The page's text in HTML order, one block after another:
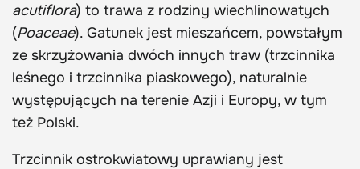
acutiflora) to trawa z rodziny wiechlinowatych
(Poaceae). Gatunek jest mieszańcem, powstałym
ze skrzyżowania dwóch innych traw (trzcinnika
leśnego i trzcinnika piaskowego), naturalnie
występujących na terenie Azji i Europy, w tym
też Polski.
Trzcinnik ostrokwiatowy uprawiany jest